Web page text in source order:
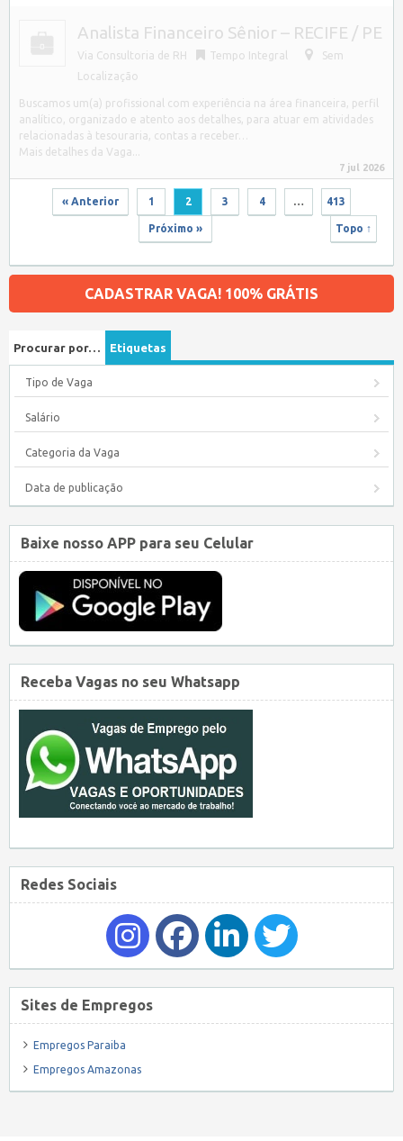
Analista Financeiro Sênior – RECIFE / PE
Via Consultoria de RH Tempo Integral
Sem
Localização
Buscamos um(a) profissional com experiência na área financeira, perfil
analítico, organizado e atento aos detalhes, para atuar em atividades
relacionadas à tesouraria, contas a receber…
Mais detalhes da Vaga...
7 jul 2026
« Anterior 1 2 3 4 … 413
Próximo » Topo ↑
CADASTRAR VAGA! 100% GRÁTIS
Procurar por… Etiquetas
Tipo de Vaga
Salário
Categoria da Vaga
Data de publicação
Baixe nosso APP para seu Celular
Receba Vagas no seu Whatsapp
Redes Sociais
Sites de Empregos
Empregos Paraiba
Empregos Amazonas